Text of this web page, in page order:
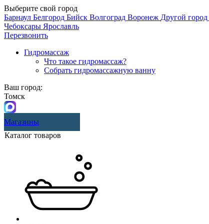
Выберите свой город
Барнаул Белгород Бийск Волгоград Воронеж Другой город
Чебоксары Ярославль
Перезвонить
Гидромассаж
Что такое гидромассаж?
Собрать гидромассажную ванну
Ваш город:
Томск
Магазины
Каталог товаров